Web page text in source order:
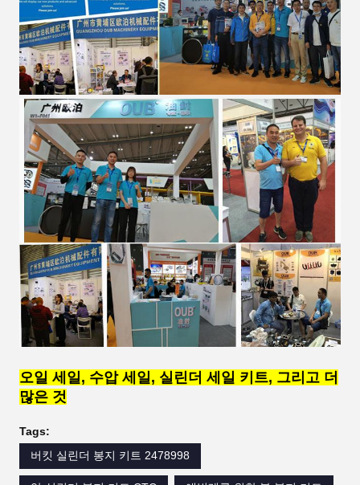
오일 세일, 수압 세일, 실린더 세일 키트, 그리고 더
많은 것
Tags:
버킷 실린더 봉지 키트 2478998